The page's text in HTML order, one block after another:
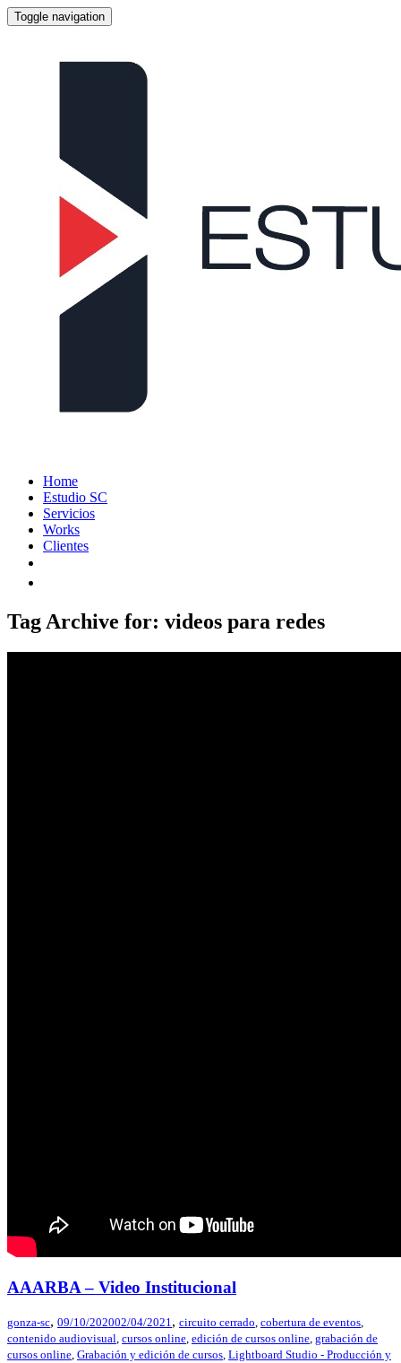
Toggle navigation
Home
Estudio SC
Servicios
Works
Clientes
Tag Archive for: videos para redes
AAARBA – Video Institucional
gonza-sc, 09/10/202002/04/2021, circuito cerrado, cobertura de eventos,
contenido audiovisual, cursos online, edición de cursos online, grabación de
cursos online, Grabación y edición de cursos, Lightboard Studio - Producción y